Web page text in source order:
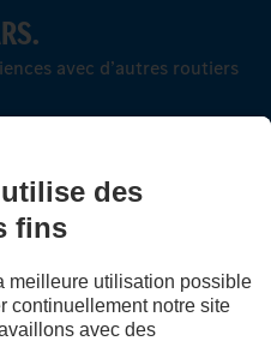
avec d’autres routiers